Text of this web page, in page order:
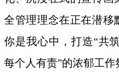
全管理理念在正在潜移
你是我心中，打造“共
每个人有责”的浓郁工作